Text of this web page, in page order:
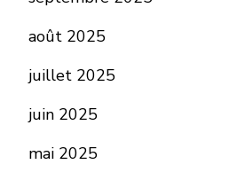
août 2025
juillet 2025
juin 2025
mai 2025